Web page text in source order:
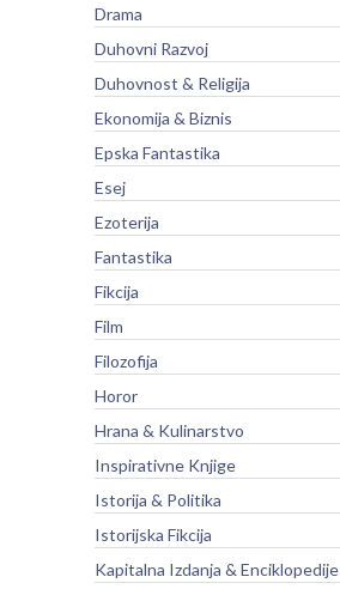
Drama
Duhovni Razvoj
Duhovnost & Religija
Ekonomija & Biznis
Epska Fantastika
Esej
Ezoterija
Fantastika
Fikcija
Film
Filozofija
Horor
Hrana & Kulinarstvo
Inspirativne Knjige
Istorija & Politika
Istorijska Fikcija
Kapitalna Izdanja & Enciklopedije